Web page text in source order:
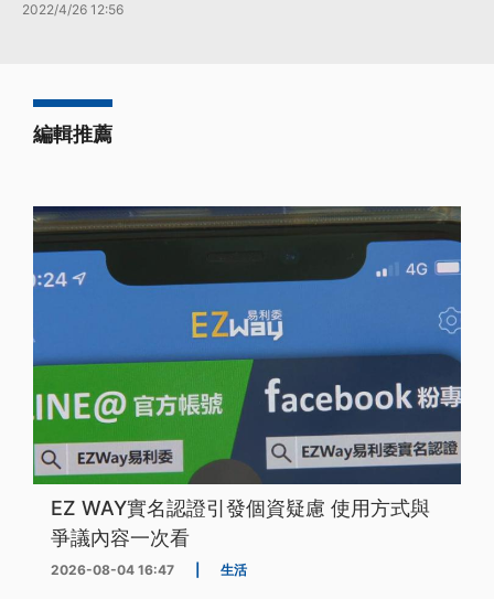
2022/4/26 12:56
編輯推薦
EZ WAY實名認證引發個資疑慮 使用方式與
爭議內容一次看
2026-08-04 16:47 生活